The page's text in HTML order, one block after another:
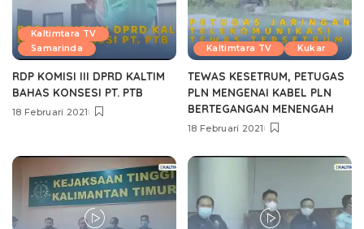
Kaltimtara TV
Samarinda
RDP KOMISI III DPRD KALTIM
BAHAS KONSESI PT. PTB
18 Februari 2021
Kaltimtara TV Kukar
TEWAS KESETRUM, PETUGAS
PLN MENGENAI KABEL PLN
BERTEGANGAN MENENGAH
18 Februari 2021